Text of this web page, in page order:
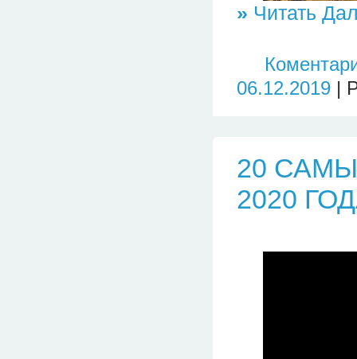
» Читать
06.12.2019 |
20
2020